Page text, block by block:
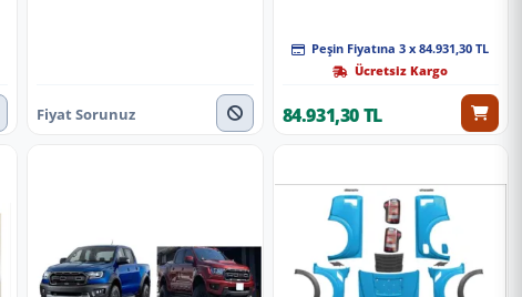
Fiyat Sorunuz
Peşin Fiyatına 3 x 84.931,30 TL
Ücretsiz Kargo
84.931,30 TL